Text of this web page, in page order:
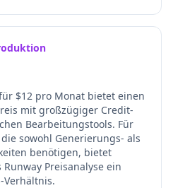
$12 pro Monat bietet einen
mit großzügiger Credit-
Bearbeitungstools. Für
sowohl Generierungs- als
benötigen, bietet
Preisanalyse ein
Verhältnis.